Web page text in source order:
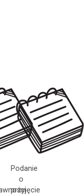
Podanie
o
przyjęcie